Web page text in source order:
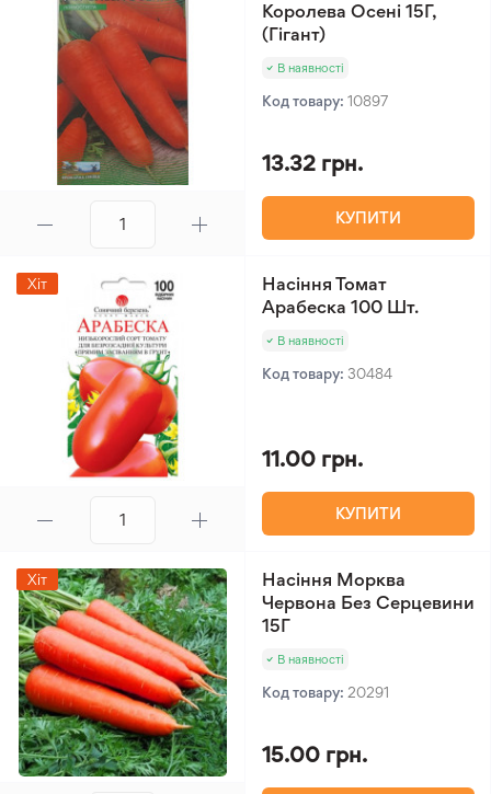
Королева Осені 15Г,
(Гігант)
В наявності
Код товару: 10897
13.32 грн.
КУПИТИ
Хіт
Насіння Томат
Арабеска 100 Шт.
В наявності
Код товару: 30484
11.00 грн.
КУПИТИ
Хіт
Насіння Морква
Червона Без Серцевини
15Г
В наявності
Код товару: 20291
15.00 грн.